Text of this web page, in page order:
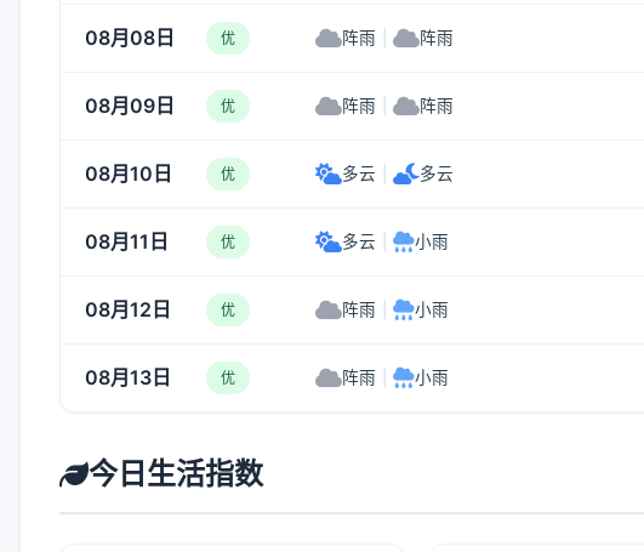
08月08日 优 阵雨 阵雨
08月09日 优 阵雨 阵雨
08月10日 优 多云 多云
08月11日 优 多云 小雨
08月12日 优 阵雨 小雨
08月13日 优 阵雨 小雨
今日生活指数